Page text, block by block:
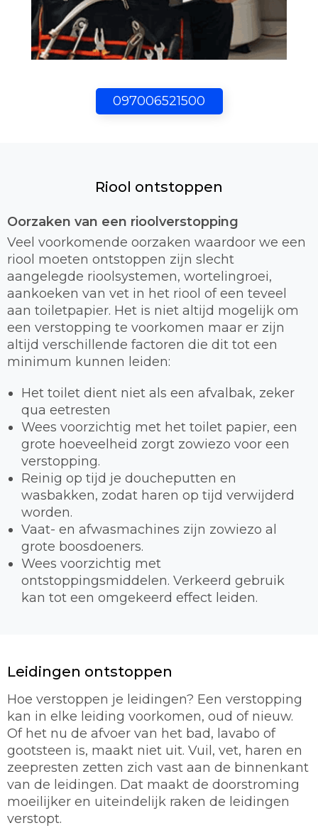
097006521500
Riool ontstoppen
Oorzaken van een rioolverstopping
Veel voorkomende oorzaken waardoor we een
riool moeten ontstoppen zijn slecht
aangelegde rioolsystemen, wortelingroei,
aankoeken van vet in het riool of een teveel
aan toiletpapier. Het is niet altijd mogelijk om
een verstopping te voorkomen maar er zijn
altijd verschillende factoren die dit tot een
minimum kunnen leiden:
Het toilet dient niet als een afvalbak, zeker
qua eetresten
Wees voorzichtig met het toilet papier, een
grote hoeveelheid zorgt zowiezo voor een
verstopping.
Reinig op tijd je doucheputten en
wasbakken, zodat haren op tijd verwijderd
worden.
Vaat- en afwasmachines zijn zowiezo al
grote boosdoeners.
Wees voorzichtig met
ontstoppingsmiddelen. Verkeerd gebruik
kan tot een omgekeerd effect leiden.
Leidingen ontstoppen
Hoe verstoppen je leidingen? Een verstopping
kan in elke leiding voorkomen, oud of nieuw.
Of het nu de afvoer van het bad, lavabo of
gootsteen is, maakt niet uit. Vuil, vet, haren en
zeepresten zetten zich vast aan de binnenkant
van de leidingen. Dat maakt de doorstroming
moeilijker en uiteindelijk raken de leidingen
verstopt.